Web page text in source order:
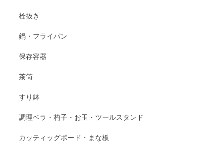
栓抜き
鍋・フライパン
保存容器
茶筒
すり鉢
調理ベラ・杓子・お玉・ツールスタンド
カッティッグボード・まな板